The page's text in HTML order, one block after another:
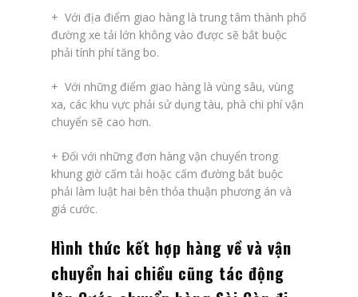
+ Với địa điểm giao hàng là trung tâm thành phố
đường xe tải lớn không vào được sẽ bắt buộc
phải tính phí tăng bo.
+ Với những điểm giao hàng là vùng sâu, vùng
xa, các khu vực phải sử dụng tàu, phà chi phí vận
chuyển sẽ cao hơn.
+ Đối với những đơn hàng vận chuyển trong
khung giờ cấm tải hoặc cấm đường bắt buộc
phải làm luật hai bên thỏa thuận phương án và
giá cước.
Hình thức kết hợp hàng về và vận
chuyển hai chiều cũng tác động